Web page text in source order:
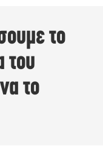
το
του
το